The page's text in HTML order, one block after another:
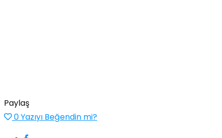
Paylaş
0Yazıyı Beğendin mi?